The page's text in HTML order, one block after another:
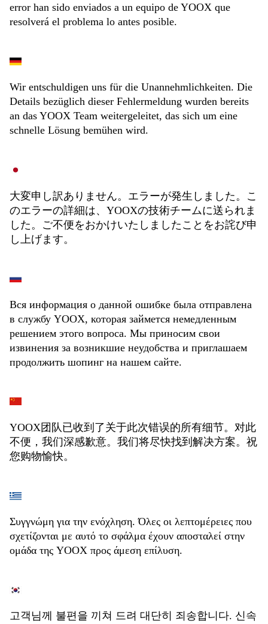
error han sido enviados a un equipo de YOOX que
resolverá el problema lo antes posible.
Wir entschuldigen uns für die Unannehmlichkeiten. Die
Details bezüglich dieser Fehlermeldung wurden bereits
an das YOOX Team weitergeleitet, das sich um eine
schnelle Lösung bemühen wird.
大変申し訳ありません。エラーが発生しました。こ
のエラーの詳細は、YOOXの技術チームに送られま
した。ご不便をおかけいたしましたことをお詫び申
し上げます。
Вся информация о данной ошибке была отправлена
в службу YOOX, которая займется немедленным
решением этого вопроса. Мы приносим свои
извинения за возникшие неудобства и приглашаем
продолжить шопинг на нашем сайте.
YOOX团队已收到了关于此次错误的所有细节。对此
不便，我们深感歉意。我们将尽快找到解决方案。祝
您购物愉快。
Συγγνώμη για την ενόχληση. Όλες οι λεπτομέρειες που
σχετίζονται με αυτό το σφάλμα έχουν αποσταλεί στην
ομάδα της YOOX προς άμεση επίλυση.
고객님께 불편을 끼쳐 드려 대단히 죄송합니다. 신속